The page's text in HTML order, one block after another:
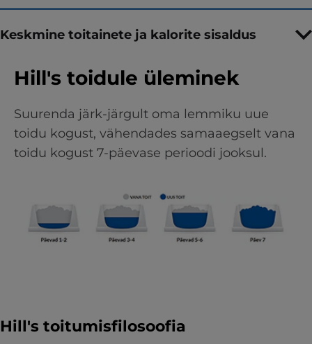
Keskmine toitainete ja kalorite sisaldus
Hill's toidule üleminek
Suurenda järk-järgult oma lemmiku uue
toidu kogust, vähendades samaaegselt vana
toidu kogust 7-päevase perioodi jooksul.
Hill's toitumisfilosoofia